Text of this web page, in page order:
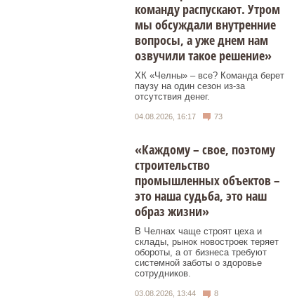
команду распускают. Утром
мы обсуждали внутренние
вопросы, а уже днем нам
озвучили такое решение»
ХК «Челны» – все? Команда берет
паузу на один сезон из-за
отсутствия денег.
04.08.2026, 16:17 73
«Каждому – свое, поэтому
строительство
промышленных объектов –
это наша судьба, это наш
образ жизни»
В Челнах чаще строят цеха и
склады, рынок новостроек теряет
обороты, а от бизнеса требуют
системной заботы о здоровье
сотрудников.
03.08.2026, 13:44 8